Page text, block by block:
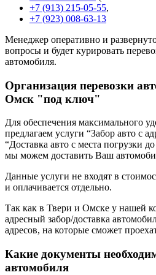
+7 (913) 215-05-55,
+7 (923) 008-63-13
Менеджер оперативно и
вопросы и будет курировать
автомобиля.
Организация перевозки
Омск "под ключ"
Для обеспечения максимального
предлагаем услуги “Забор авто с
“Доставка авто с места погрузки
мы можем доставить Ваш
Данные услуги не входят в
и оплачивается отдельно.
Так как в Твери и Омске у нашей
адресный забор/доставка
адресов, на которые сможет
Какие документы
автомобиля